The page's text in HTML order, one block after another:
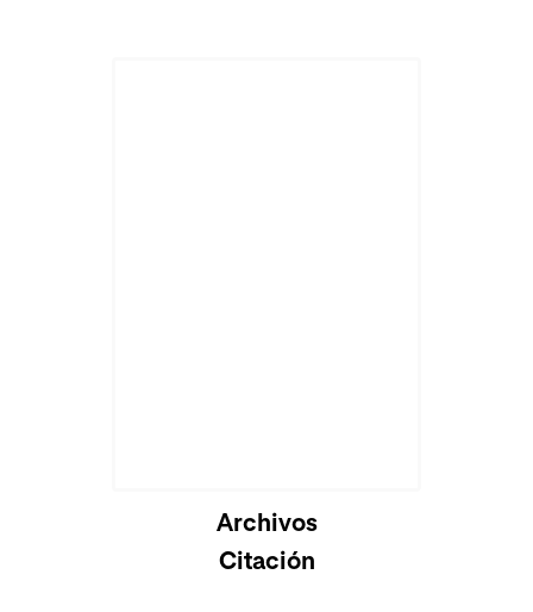
Archivos
Citación